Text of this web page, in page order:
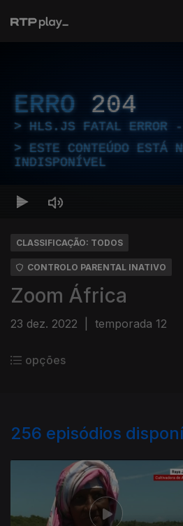
ERRO 204
HLS.JS FATAL ERROR -
ESTE CONTEÚDO ESTÁ
INDISPONÍVEL
CLASSIFICAÇÃO: TODOS
CONTROLO PARENTAL INATIVO
Zoom África
23 dez. 2022 temporada 12
opções
256 episódios